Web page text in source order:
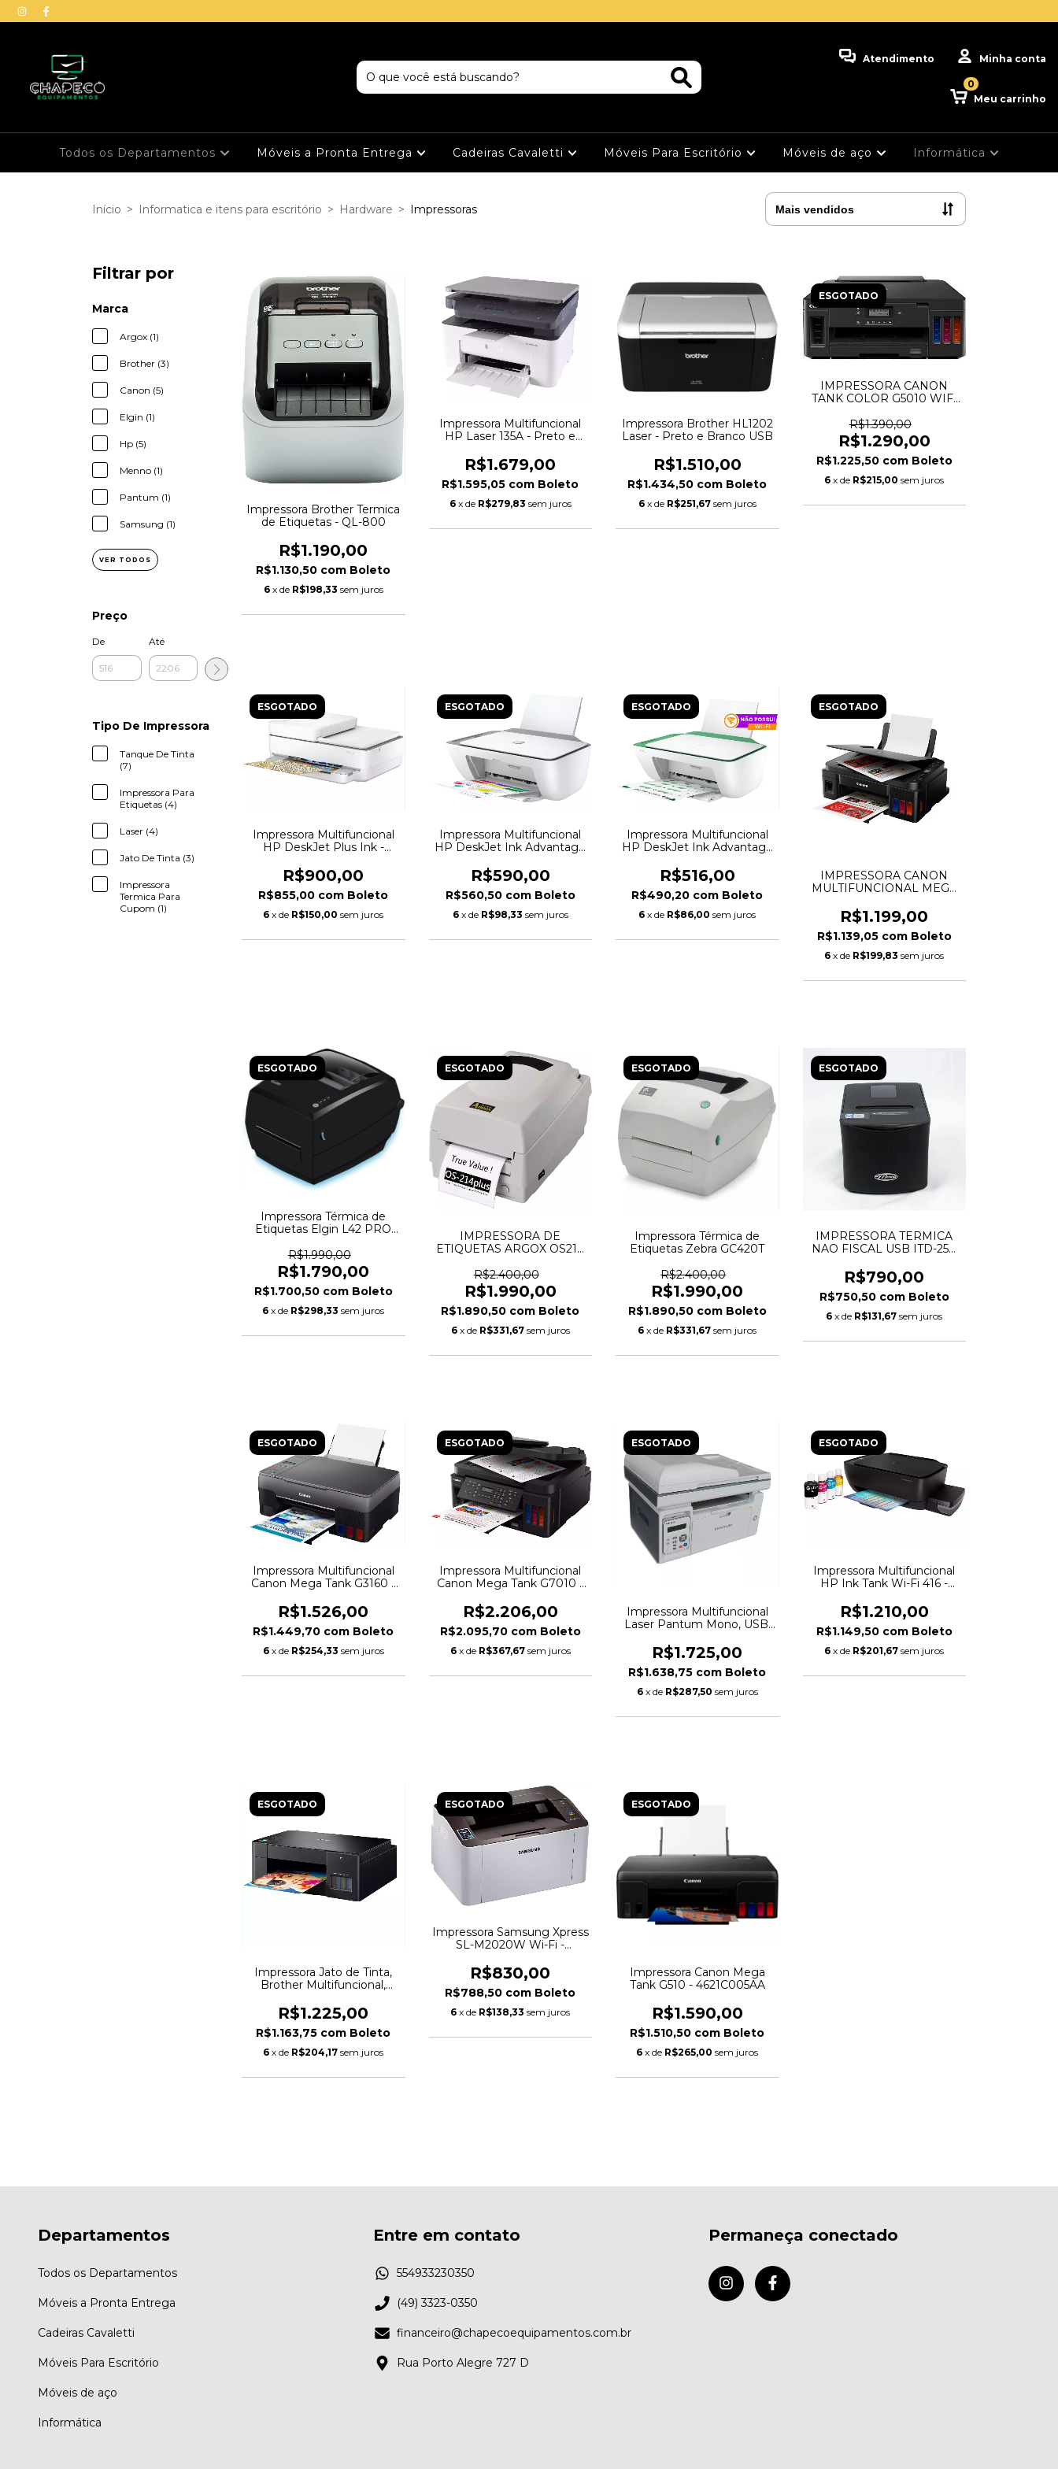
Atendimento Minha conta
Meu carrinho
0
Todos os Departamentos Móveis a Pronta Entrega Cadeiras Cavaletti Móveis Para Escritório Móveis de aço Informática
Início > Informatica e itens para escritório > Hardware > Impressoras
Filtrar por
Marca
Argox (1)
Brother (3)
Canon (5)
Elgin (1)
Hp (5)
Menno (1)
Pantum (1)
Samsung (1)
VER TODOS
Preço
De Até
Tipo De Impressora
Tanque De Tinta
(7)
Impressora Para
Etiquetas (4)
Laser (4)
Jato De Tinta (3)
Impressora
Termica Para
Cupom (1)
Impressora Brother Termica
de Etiquetas - QL-800
R$1.190,00
R$1.130,50 com Boleto
6 x de R$198,33 sem juros
Impressora Multifuncional
HP Laser 135A - Preto e
R$1.679,00
R$1.595,05 com Boleto
6 x de R$279,83 sem juros
Impressora Brother HL1202
Laser - Preto e Branco USB
R$1.510,00
R$1.434,50 com Boleto
6 x de R$251,67 sem juros
ESGOTADO
IMPRESSORA CANON
TANK COLOR G5010 WIFI
R$1.390,00
R$1.290,00
R$1.225,50 com Boleto
6 x de R$215,00 sem juros
ESGOTADO
Impressora Multifuncional
HP DeskJet Plus Ink -
Tinta Colorida Wi-Fi USB
R$900,00
R$855,00 com Boleto
6 x de R$150,00 sem juros
ESGOTADO
Impressora Multifuncional
HP DeskJet Ink Advantage
Wi-Fi USB
R$590,00
R$560,50 com Boleto
6 x de R$98,33 sem juros
ESGOTADO
Impressora Multifuncional
HP DeskJet Ink Advantage
R$516,00
R$490,20 com Boleto
6 x de R$86,00 sem juros
ESGOTADO
IMPRESSORA CANON
MULTIFUNCIONAL MEGA
R$1.199,00
R$1.139,05 com Boleto
6 x de R$199,83 sem juros
ESGOTADO
Impressora Térmica de
Etiquetas Elgin L42 PRO
R$1.990,00
R$1.790,00
R$1.700,50 com Boleto
6 x de R$298,33 sem juros
ESGOTADO
IMPRESSORA DE
ETIQUETAS ARGOX OS214
R$2.400,00
R$1.990,00
R$1.890,50 com Boleto
6 x de R$331,67 sem juros
ESGOTADO
Impressora Térmica de
Etiquetas Zebra GC420T
R$2.400,00
R$1.990,00
R$1.890,50 com Boleto
6 x de R$331,67 sem juros
ESGOTADO
IMPRESSORA TERMICA
NAO FISCAL USB ITD-250
R$790,00
R$750,50 com Boleto
6 x de R$131,67 sem juros
ESGOTADO
Impressora Multifuncional
Canon Mega Tank G3160 -
Wi-Fi
R$1.526,00
R$1.449,70 com Boleto
6 x de R$254,33 sem juros
ESGOTADO
Impressora Multifuncional
Canon Mega Tank G7010 -
USB Placa de Rede
R$2.206,00
R$2.095,70 com Boleto
6 x de R$367,67 sem juros
ESGOTADO
Impressora Multifuncional
Laser Pantum Mono, USB,
M6559NWST
R$1.725,00
R$1.638,75 com Boleto
6 x de R$287,50 sem juros
ESGOTADO
Impressora Multifuncional
HP Ink Tank Wi-Fi 416 -
Colorida USB
R$1.210,00
R$1.149,50 com Boleto
6 x de R$201,67 sem juros
ESGOTADO
Impressora Jato de Tinta,
Brother Multifuncional,
DCPT220
R$1.225,00
R$1.163,75 com Boleto
6 x de R$204,17 sem juros
ESGOTADO
Impressora Samsung Xpress
SL-M2020W Wi-Fi -
R$830,00
R$788,50 com Boleto
6 x de R$138,33 sem juros
ESGOTADO
Impressora Canon Mega
Tank G510 - 4621C005AA
R$1.590,00
R$1.510,50 com Boleto
6 x de R$265,00 sem juros
Departamentos
Todos os Departamentos
Móveis a Pronta Entrega
Cadeiras Cavaletti
Móveis Para Escritório
Móveis de aço
Informática
Entre em contato
554933230350
(49) 3323-0350
financeiro@chapecoequipamentos.com.br
Rua Porto Alegre 727 D
Permaneça conectado